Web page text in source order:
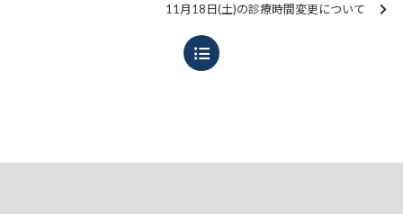
11月18日(土)の診療時間変更について